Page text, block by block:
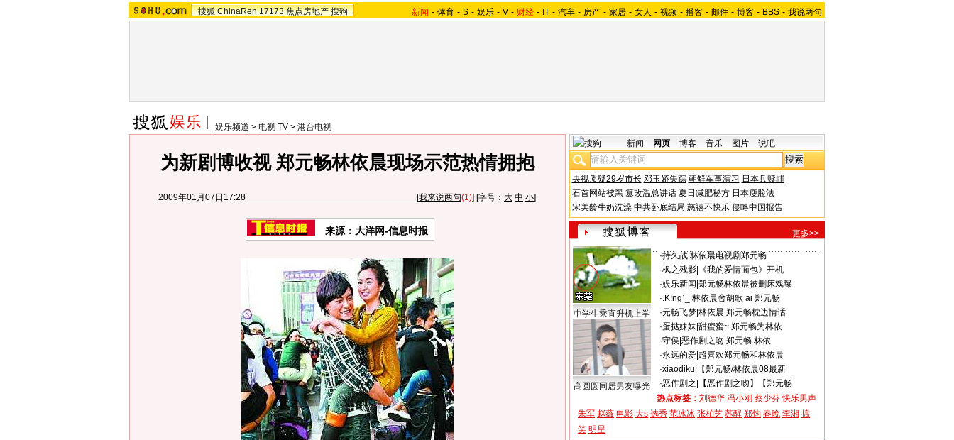
搜狐 ChinaRen 17173 焦点房地产 搜狗 新闻 - 体育 - S - 娱乐 - V - 财经 - IT - 汽车 - 房产 - 家居 - 女人 - 视频 - 播客 - 邮件 - 博客 - BBS - 我说两句
娱乐频道 > 电视 TV > 港台电视
为新剧博收视 郑元畅林依晨现场示范热情拥抱
2009年01月07日17:28 [我来说两句(1)] [字号： 大 中 小]
来源：大洋网-信息时报
新闻 网页 博客 音乐 图片 说吧
央视质疑29岁市长 邓玉娇失踪 朝鲜军事演习 日本兵赎罪
石首网站被黑 篡改温总讲话 夏日减肥秘方 日本瘦脸法
宋美龄牛奶洗澡 中共卧底结局 慈禧不快乐 侵略中国报告
更多>>
中学生乘直升机上学
高圆圆同居男友曝光
·持久战| 林依晨电视剧郑元畅
·枫之残影|
《我的爱情面包》开机
·娱乐新闻 郑元畅林依晨被删床戏曝
·.K!ngˊ_
林依晨舍胡歌 ai 郑元畅
·元畅飞梦| 林依晨 郑元畅枕边情话
·蛋挞妹妹| 甜蜜蜜~ 郑元畅为林依
·守侯| 恶作剧之吻 郑元畅 林依
·永远的爱| 超喜欢郑元畅和林依晨
·xiaodiku
【郑元畅/林依晨08最新
·恶作剧之
【恶作剧之吻】【郑元畅
热点标签： 刘德华 冯小刚 蔡少芬 快乐男声
朱军 赵薇 电影 大s 选秀 范冰冰 张柏芝 苏醒 郑钧 春晚 李湘 搞
笑 明星